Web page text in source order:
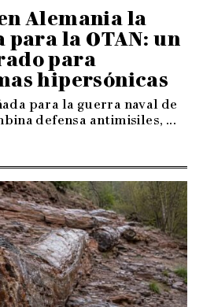
Alemania la
para la OTAN: un
para
hipersónicas
para la guerra naval de
defensa antimisiles, ...